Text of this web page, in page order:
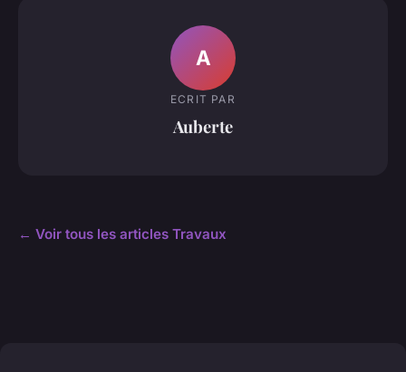
A
ECRIT PAR
Auberte
← Voir tous les articles Travaux